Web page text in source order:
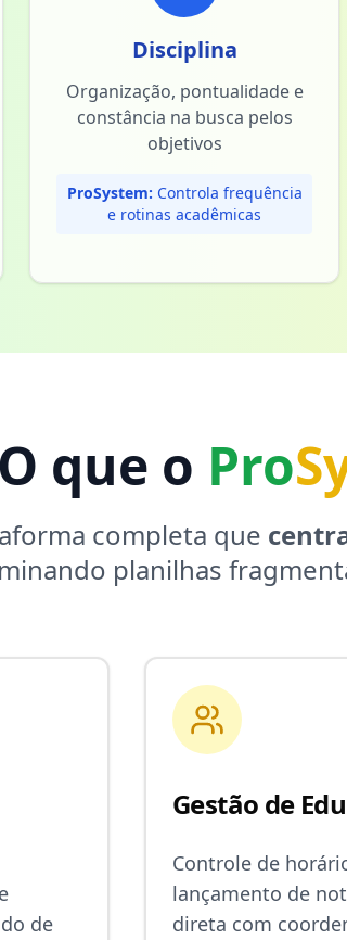
Disciplina
Organização, pontualidade e
constância na busca pelos
objetivos
ProSystem: Controla frequência
e rotinas acadêmicas
O que o Pro
completa que
planilhas
de
Gestão de
Controle de
lançamento de
direta com